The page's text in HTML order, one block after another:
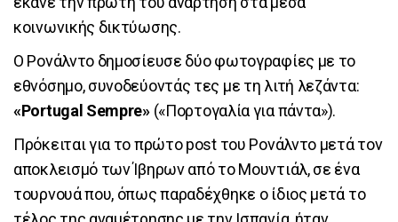
κοινωνικής δικτύωσης.
Ο Ρονάλντο δημοσίευσε δύο φωτογραφίες με το
εθνόσημο, συνοδεύοντάς τες με τη λιτή λεζάντα:
«Portugal Sempre»(«Πορτογαλία για πάντα»).
Πρόκειται για το πρώτο post του Ρονάλντο μετά τον
αποκλεισμό των Ίβηρων από το Μουντιάλ, σε ένα
τουρνουά που, όπως παραδέχθηκε ο ίδιος μετά το